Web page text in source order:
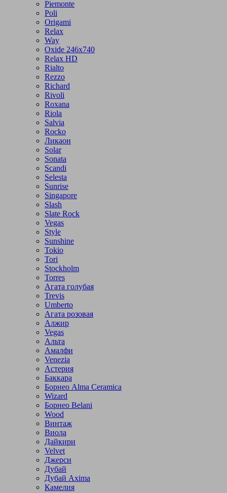
Piemonte
Poli
Origami
Relax
Way
Oxide 246x740
Relax HD
Rialto
Rezzo
Richard
Rivoli
Roxana
Riola
Salvia
Rocko
Ликаон
Solar
Sonata
Scandi
Selesta
Sunrise
Singapore
Slash
Slate Rock
Vegas
Style
Sunshine
Tokio
Tori
Stockholm
Torres
Агата голубая
Trevis
Umberto
Агата розовая
Алжир
Vegas
Альта
Амалфи
Venezia
Астерия
Баккара
Борнео Alma Ceramica
Wizard
Борнео Belani
Wood
Винтаж
Виола
Дайкири
Velvet
Джерси
Дубай
Дубай Axima
Камелия